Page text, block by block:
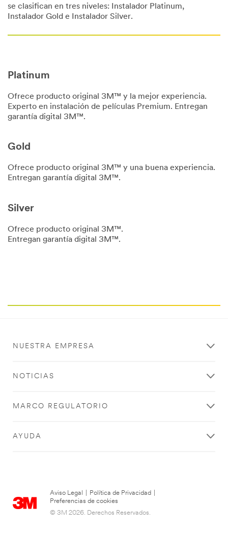
se clasifican en tres niveles: Instalador Platinum,
Instalador Gold e Instalador Silver.
Platinum
Ofrece producto original 3M™ y la mejor experiencia.
Experto en instalación de películas Premium. Entregan
garantía digital 3M™.
Gold
Ofrece producto original 3M™ y una buena experiencia.
Entregan garantía digital 3M™.
Silver
Ofrece producto original 3M™.
Entregan garantía digital 3M™.
NUESTRA EMPRESA
NOTICIAS
MARCO REGULATORIO
AYUDA
Aviso Legal Política de Privacidad
Preferencias de cookies
© 3M 2026. Derechos Reservados.